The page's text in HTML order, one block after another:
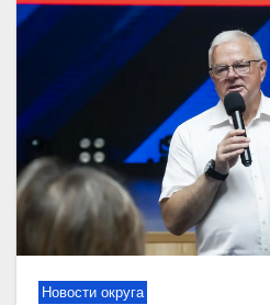
Новости округа